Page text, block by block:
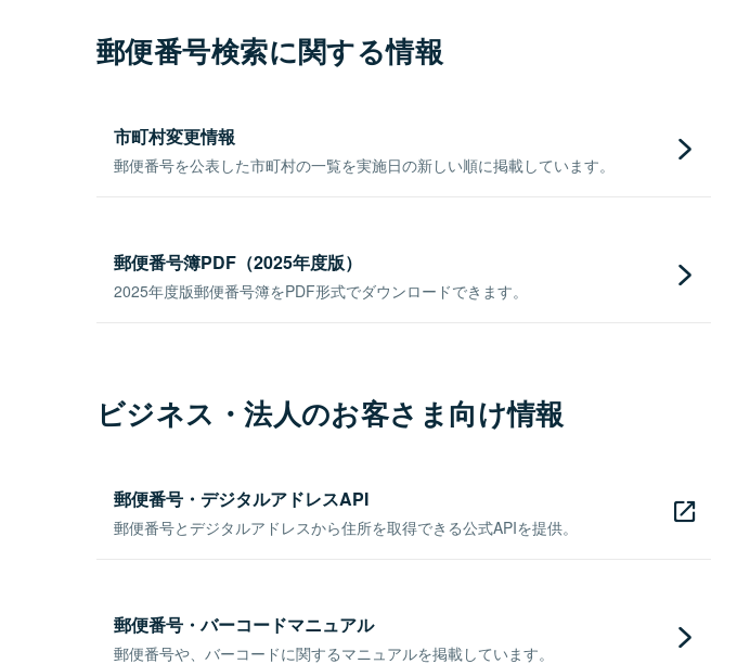
郵便番号検索に関する情報
市町村変更情報
郵便番号を公表した市町村の一覧を実施日の新しい順に掲載しています。
郵便番号簿PDF（2025年度版）
2025年度版郵便番号簿をPDF形式でダウンロードできます。
ビジネス・法人のお客さま向け情報
郵便番号・デジタルアドレスAPI
郵便番号とデジタルアドレスから住所を取得できる公式APIを提供。
郵便番号・バーコードマニュアル
郵便番号や、バーコードに関するマニュアルを掲載しています。